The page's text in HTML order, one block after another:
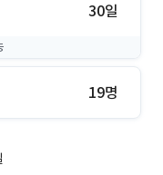
30일
19명